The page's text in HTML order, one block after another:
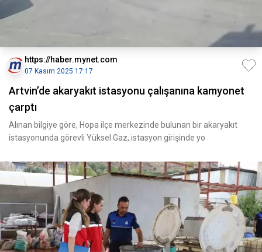
https://haber.mynet.com
07 Kasım 2025 17:17
Artvin’de akaryakıt istasyonu çalışanına kamyonet
çarptı
Alınan bilgiye göre, Hopa ilçe merkezinde bulunan bir akaryakıt
istasyonunda görevli Yüksel Gaz, istasyon girişinde yo